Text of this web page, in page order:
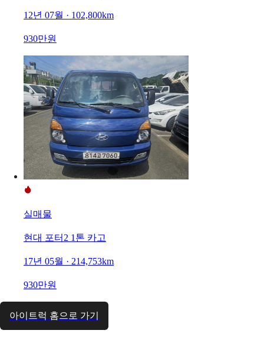
12년 07월 · 102,800km
930만원
실매물
현대 포터2 1톤 카고
17년 05월 · 214,753km
930만원
아이트럭 홈으로 가기